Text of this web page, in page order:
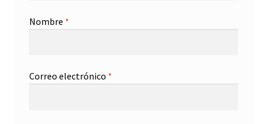
Nombre *
Correo electrónico *